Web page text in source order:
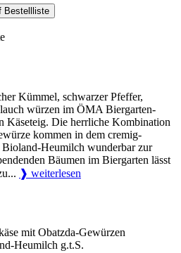
Bestellliste
Kümmel, schwarzer Pfeffer,
würzen im ÖMA Biergarten-
Käseteig. Die herrliche Kombination
kommen in dem cremig-
Heumilch wunderbar zur
Bäumen im Biergarten lässt
❱ weiterlesen
mit Obatzda-Gewürzen
Heumilch g.t.S.